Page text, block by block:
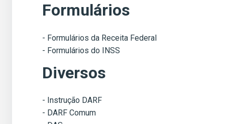
Formulários
- Formulários da Receita Federal
- Formulários do INSS
Diversos
- Instrução DARF
- DARF Comum